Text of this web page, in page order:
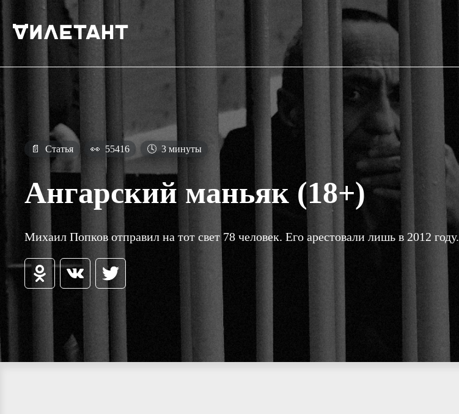
📄 Статья 👀 55416 🕓 3 минуты
Ангарский маньяк (18+)
Михаил Попков отправил на тот свет 78 человек. Его арестовали лишь в 2012 году.